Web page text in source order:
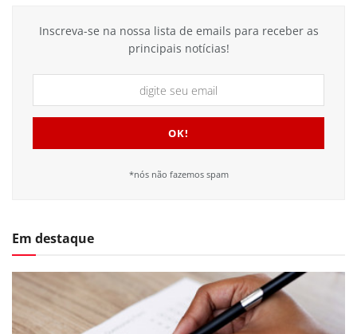
Inscreva-se na nossa lista de emails para receber as
principais notícias!
*nós não fazemos spam
Em destaque